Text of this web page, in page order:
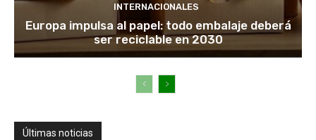
INTERNACIONALES
Europa impulsa al papel: todo embalaje deberá
ser reciclable en 2030
Últimas noticias